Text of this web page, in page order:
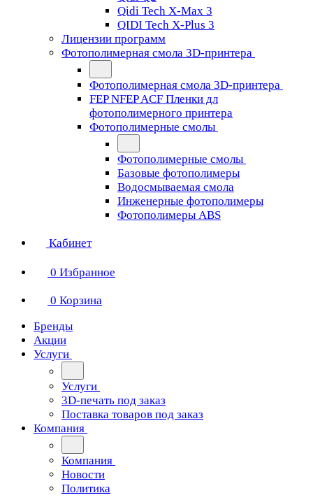
Qidi Tech X-Max 3
QIDI Tech X-Plus 3
Лицензии программ
Фотополимерная смола 3D-принтера
Фотополимерная смола 3D-принтера
FEP NFEP ACF Пленки дл
фотополимерного принтера
Фотополимерные смолы
Фотополимерные смолы
Базовые фотополимеры
Водосмываемая смола
Инженерные фотополимеры
Фотополимеры ABS
Кабинет
0 Избранное
0 Корзина
Бренды
Акции
Услуги
Услуги
3D-печать под заказ
Поставка товаров под заказ
Компания
Компания
Новости
Политика